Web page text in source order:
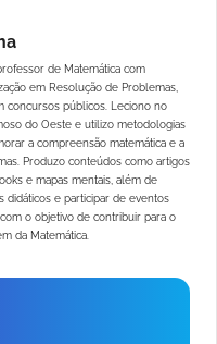
de Matemática com
em Resolução de Problemas,
concursos públicos. Leciono no
do Oeste e utilizo metodologias
a compreensão matemática e a
Produzo conteúdos como artigos
e mapas mentais, além de
didáticos e participar de eventos
o objetivo de contribuir para o
da Matemática.